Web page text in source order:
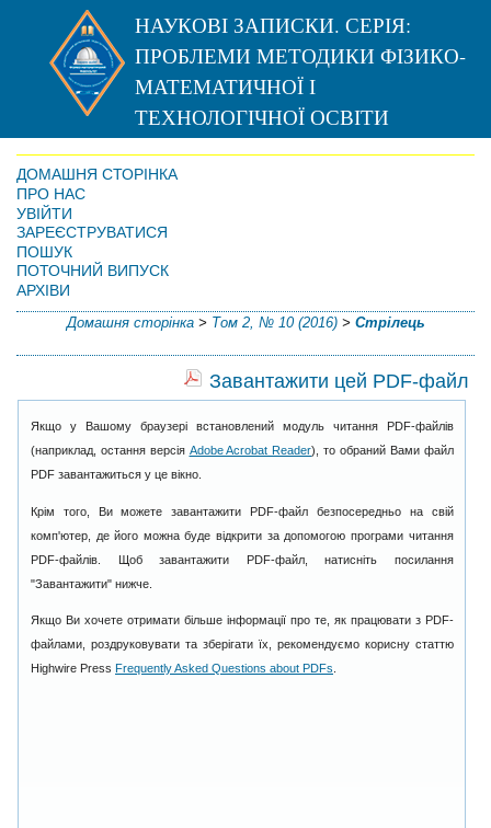
НАУКОВІ ЗАПИСКИ. СЕРІЯ:
ПРОБЛЕМИ МЕТОДИКИ ФІЗИКО-
МАТЕМАТИЧНОЇ І
ТЕХНОЛОГІЧНОЇ ОСВІТИ
ДОМАШНЯ СТОРІНКА
ПРО НАС
УВІЙТИ
ЗАРЕЄСТРУВАТИСЯ
ПОШУК
ПОТОЧНИЙ ВИПУСК
АРХІВИ
Домашня сторінка> Том 2, № 10 (2016)> Стрілець
Завантажити цей PDF-файл
Якщо у Вашому браузері встановлений модуль читання PDF-файлів
(наприклад, остання версія Adobe Acrobat Reader), то обраний Вами файл
PDF завантажиться у це вікно.
Крім того, Ви можете завантажити PDF-файл безпосередньо на свій
комп'ютер, де його можна буде відкрити за допомогою програми читання
PDF-файлів. Щоб завантажити PDF-файл, натисніть посилання
"Завантажити" нижче.
Якщо Ви хочете отримати більше інформації про те, як працювати з PDF-
файлами, роздруковувати та зберігати їх, рекомендуємо корисну статтю
Highwire Press Frequently Asked Questions about PDFs